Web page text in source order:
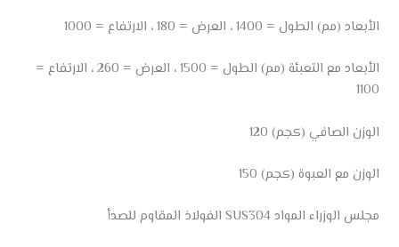
الأبعاد (مم) الطول = 1400 ، العرض = 180 ، الارتفاع = 1000
الأبعاد مع التعبئة (مم) الطول = 1500 ، العرض = 260 ، الارتفاع =
1100
الوزن الصافي (كجم) 120
الوزن مع العبوة (كجم) 150
مجلس الوزراء المواد SUS304 الفولاذ المقاوم للصدأ